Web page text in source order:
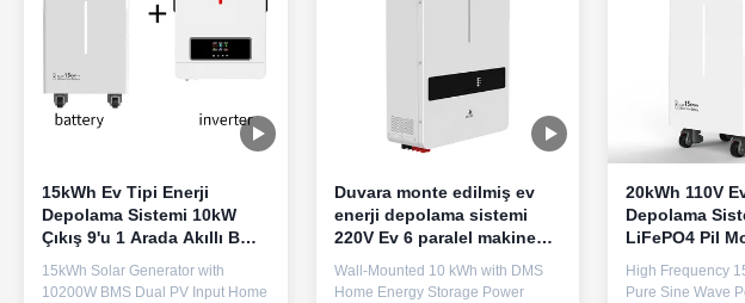
15kWh Ev Tipi Enerji
Depolama Sistemi 10kW
Çıkış 9'u 1 Arada Akıllı BMS
Ev Tipi Güneş Enerjisi
Bataryası
15kWh Solar Generator with
10200W BMS Dual PV Input Home
Duvara monte edilmiş ev
enerji depolama sistemi
220V Ev 6 paralel makine
için güneş pil
Wall-Mounted 10 kWh with DMS
Home Energy Storage Power
20kWh 110V
Depolama
LiFePO4 Pil
High Frequency
Pure Sine Wave